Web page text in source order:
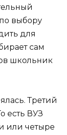
выбору
для
сам
школьник
Третий
есть ВУЗ
или четыре